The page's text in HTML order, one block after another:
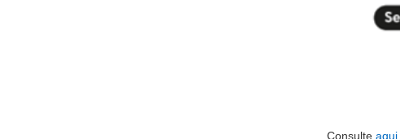
Consulte aqui